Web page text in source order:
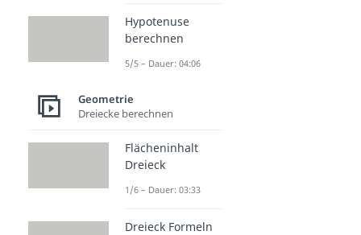
Hypotenuse
berechnen
5/5 – Dauer: 04:06
Geometrie
Dreiecke berechnen
Flächeninhalt
Dreieck
1/6 – Dauer: 03:33
Dreieck Formeln